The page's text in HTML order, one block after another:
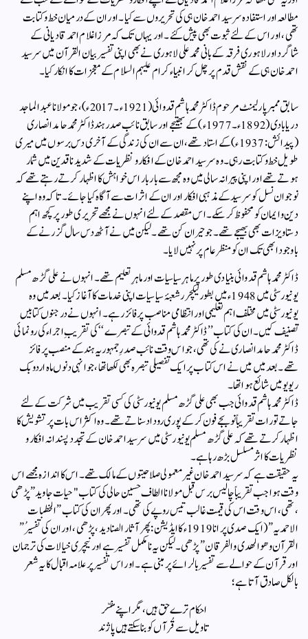
مطالعہ اور استفادہ سرسید احمد خان ہی کی تحریروں سے کیا ۔ اور ان کے درمیان خط و کتابت
تھی ، اور اس کے لئے ثبوت بھی پیش کئے ۔‌ اور یہاں تک کہ مرزا غلام احمد قادیانی کے
شاگرد اور لاہوری فرقہ کے بانی محمد علی لاہوری نے بھی اپنی تفسیر بیان القرآن میں سرسید
احمد خان ہی کے نقش قدم پر چل کر انبیاء کرام علیہم السلام کے معجزات کا انکار کیا ۔
سابق ممبر پارلیمنٹ مرحوم ڈاکٹر محمد ہاشم قدوائی (1921ء۔2017ء)، جو مولانا عبد الماجد
دریابادی (1892ء۔1977ء) کے بھتیجے اور سابق نائب صدر ہند ڈاکٹر محمد حامد انصاری
(پیدائش: 1937ء) کے استاد تھے، ان سے ان کی زندگی کے آخری دس برسوں میں میری
طویل خط و کتابت رہی۔ وہ سرسید احمد خان کے افکار ونظریات کے شدید ناقدین میں شمار
ہوتے تھے اور اپنی پیرانہ سالی میں وہ مجھ سے بار بار اس خواہش کا اظہار کرتے رہتے تھے کہ
نوجوان نسل کو سرسید کے مذہبی افکار اور ان کے اثرات سے آگاہ کیا جائے۔تاکہ وہ اپنے
دین و ایمان کو محفوظ کرسکے ۔ اس مقصد کے لئے انہوں نے مجھے تحریری طور پر کچھ اہم
دستاویزات بھی بھیجے تھے ۔ جو حیران کن تھے۔ لیکن میں نے آٹھ دس سال گزرنے کے
باوجود ابھی تک ان کو منظر عام پر نہیں لایا ۔
ڈاکٹر محمد ہاشم قدوائی بنیادی طور پر ماہرِ سیاسیات اور ماہرِ تعلیم تھے۔ انہوں نے علی گڑھ مسلم
یونیورسٹی میں 1948ء میں بطور لیکچرر شعبۂ سیاسیات اپنی خدمات کا آغاز کیا۔ بعد میں وہ
یونیورسٹی میں مختلف اہم تعلیمی اور انتظامی مناصب پر فائز رہے۔ انہوں نے درجنوں کتابیں
تصنیف کیں۔ ان کی کتاب ’’ڈاکٹر محمد ہاشم قدوائی کے تبصرے‘‘ کی تقریبِ اجراء کی رونمائی
ڈاکٹر محمد حامد انصاری نے کی تھی، جو اس وقت نائب صدرِ جمہوریہ ہند کے منصب پر فائز
تھے۔ بعد میں میں نے اس کتاب پر ایک تفصیلی تبصرہ بھی لکھا تھا ، جو انہی دنوں ماہ اردو بک
ریویو میں شائع ہوا تھا ۔
ڈاکٹر محمد ہاشم قدوائی جب بھی علی گڑھ مسلم یونیورسٹی کی کسی تقریب میں شرکت کے لئے
جاتے تو رات تقریباً نو بجے فون کرکے پوری روداد سناتے تھے۔ وہ اکثر اس بات پر تشویش کا
اظہار کرتے تھے کہ علی گڑھ مسلم یونیورسٹی میں سرسید احمد خان کے تجدد پسندانہ افکار و
نظریات کا اثر مسلسل بڑھ رہا ہے۔
یہ حقیقت ہے کہ سرسید احمد خان غیر معمولی صلاحیتوں کے مالک تھے۔ اس کا اندازہ مجھے اس
وقت ہوا جب تقریباً چالیس برس قبل مولانا الطاف حسین حالی کی کتاب "حیات جاوید” پڑھی
، تھی ، اس وقت اس کی قیمت غالب تیس روپے کی تھی ۔ اور پھر ان کی کتاب ” الخطبات
الاحمدیہ” ( ایک صدی پرانا 1919ء کا ایڈیشن : پھر آثار الصنادید ، پڑھی ، اور ان کی تفسیرُ ”
القرآن و هو الهدى و الفرقان ” پڑھی۔ لیکن یہ نامکمل تفسیر ہے اور نیچری خیالات کی ترجمان
اور قرآن کے حوالے سے تفسیر بالرائے پر مبنی ہے ۔ اور اس تفسیر پر علامہ اقبال کا یہ شعر
بالکل صادق آتا ہے ؛
احکام ترے حق ہیں، مگر اپنے مفسّر
تاویل سے قُرآں کو بنا سکتے ہیں پاژند